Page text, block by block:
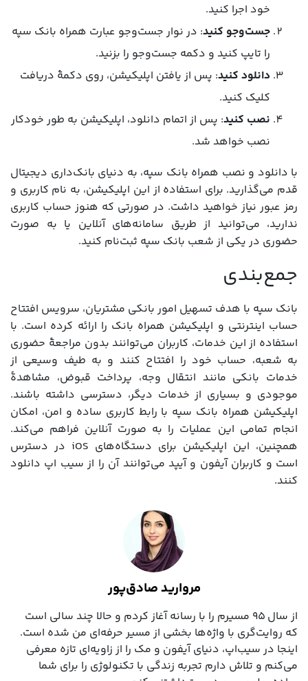
خود اجرا کنید.
جست‌وجو کنید: در نوار جست‌وجو عبارت همراه بانک سپه
را تایپ کنید و دکمه جست‌وجو را بزنید.
دانلود کنید: پس از یافتن اپلیکیشن، روی دکمۀ دریافت
کلیک کنید.
نصب کنید: پس از اتمام دانلود، اپلیکیشن به طور خودکار
نصب خواهد شد.
با دانلود و نصب همراه بانک سپه، به دنیای بانک‌داری دیجیتال
قدم می‌گذارید. برای استفاده از این اپلیکیشن، به نام کاربری و
رمز عبور نیاز خواهید داشت. در صورتی که هنوز حساب کاربری
ندارید، می‌توانید از طریق سامانه‌های آنلاین یا به صورت
حضوری در یکی از شعب بانک سپه ثبت‌نام کنید.
جمع‌بندی
بانک سپه با هدف تسهیل امور بانکی مشتریان، سرویس افتتاح
حساب اینترنتی و اپلیکیشن همراه بانک را ارائه کرده است. با
استفاده از این خدمات، کاربران می‌توانند بدون مراجعۀ حضوری
به شعبه، حساب خود را افتتاح کنند و به طیف وسیعی از
خدمات بانکی مانند انتقال وجه، پرداخت قبوض، مشاهدۀ
موجودی و بسیاری از خدمات دیگر، دسترسی داشته باشند.
اپلیکیشن همراه بانک سپه با رابط کاربری ساده و امن، امکان
انجام تمامی این عملیات را به صورت آنلاین فراهم می‌کند.
همچنین، این اپلیکیشن برای دستگاه‌های iOS در دسترس
است و کاربران آیفون و آیپد می‌توانند آن را از سیب اپ دانلود
کنند.
مروارید صادق‌پور
از سال ۹۵ مسیرم را با رسانه آغاز کردم و حالا چند سالی است
که روایت‌گری با واژه‌ها بخشی از مسیر حرفه‌ای‌ من شده است.
اینجا در سیب‌اپ، دنیای آیفون و مک را از زاویه‌ای تازه معرفی
می‌کنم و تلاش دارم تجربه زندگی با تکنولوژی را برای شما